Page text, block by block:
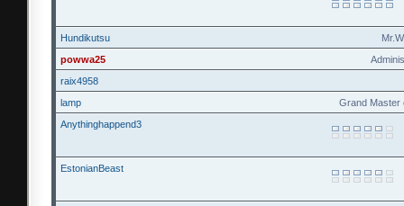
Hundikutsu
powwa25
raix4958
Grand Master
lamp
Anythinghappend3
EstonianBeast